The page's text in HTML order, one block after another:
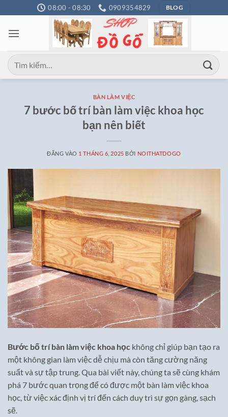
qua
nội
08:00 - 08:30 0909354829 BLOG
Tìm
kiếm:
BÀN LÀM VIỆC
7 bước bố trí bàn làm việc khoa học
bạn nên biết
ĐĂNG VÀO 1 THÁNG 6, 2025 BỞI NOITHATDOGO
Bước bố trí bàn làm việc khoa học không chỉ giúp bạn tạo ra
một không gian làm việc dễ chịu mà còn tăng cường năng
suất và sự tập trung. Qua bài viết này, chúng ta sẽ cùng khám
phá 7 bước quan trọng để có được một bàn làm việc khoa
học, từ việc xác định vị trí đến cách duy trì sự gọn gàng, sạch
sẽ.